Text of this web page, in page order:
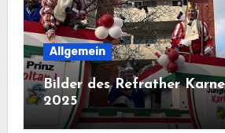
Allgemein
Bilder des Refrather
2025